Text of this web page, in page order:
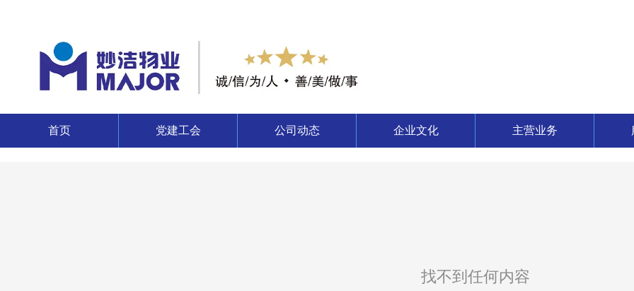
首页 党建工会 公司动态 企业文化 主营业务
找不到任何内容